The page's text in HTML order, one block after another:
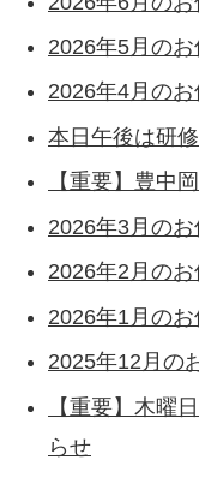
2026年5月のお
2026年4月のお
本日午後は研
【重要】豊中
2026年3月のお
2026年2月のお
2026年1月のお
2025年12月の
【重要】木曜
らせ